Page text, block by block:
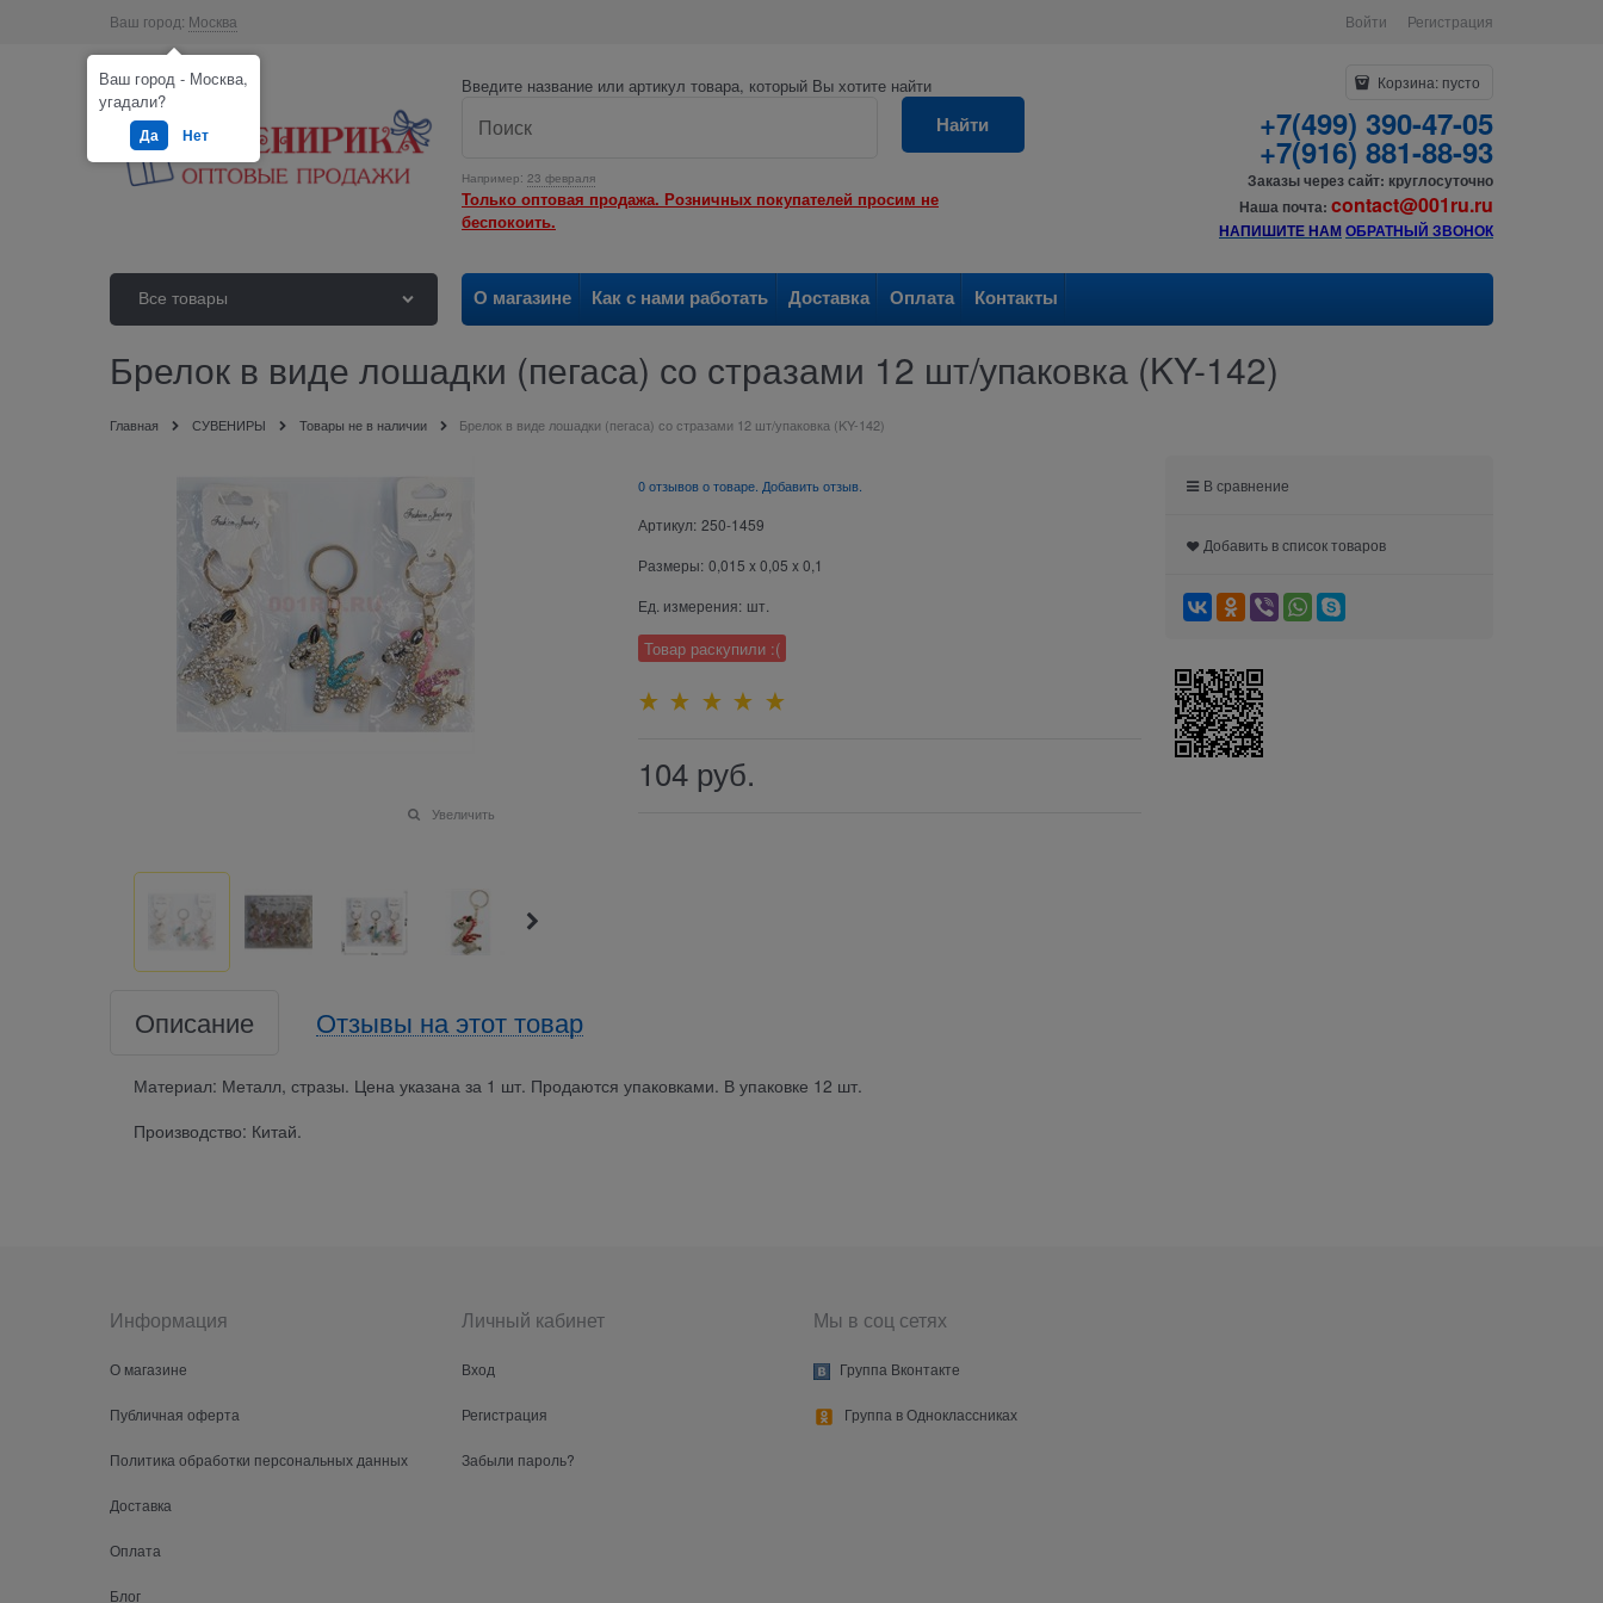
Ваш город: Москва Войти Регистрация
Введите название или артикул товара, который Вы хотите найти
Например: 23 февраля
Найти
Только оптовая продажа. Розничных покупателей просим не
беспокоить.
Корзина: пусто
+7(499) 390-47-05
+7(916) 881-88-93
Заказы через сайт: круглосуточно
Наша почта: contact@001ru.ru
НАПИШИТЕ НАМОБРАТНЫЙ ЗВОНОК
Все товары О магазине Как с нами работать Доставка Оплата Контакты
Брелок в виде лошадки (пегаса) со стразами 12 шт/упаковка (KY-142)
Главная СУВЕНИРЫ Товары не в наличии Брелок в виде лошадки (пегаса) со стразами 12 шт/упаковка (KY-142)
Увеличить
0 отзывов о товаре. Добавить отзыв.
Артикул: 250-1459
Размеры: 0,015 x 0,05 x 0,1
Ед. измерения: шт.
Товар раскупили :(
104 руб.
Описание Отзывы на этот товар
Материал: Металл, стразы. Цена указана за 1 шт. Продаются упаковками. В упаковке 12 шт.
Производство: Китай.
В сравнение
Добавить в список товаров
Информация
О магазине
Публичная оферта
Политика обработки персональных данных
Доставка
Оплата
Блог
Личный кабинет
Вход
Регистрация
Забыли пароль?
Мы в соц сетях
Группа Вконтакте
Группа в Одноклассниках
Ваш город - Москва,
угадали?
Да Нет